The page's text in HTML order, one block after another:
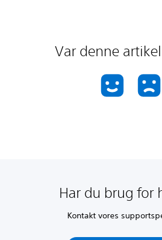
Var denne
Har du brug for
Kontakt vores